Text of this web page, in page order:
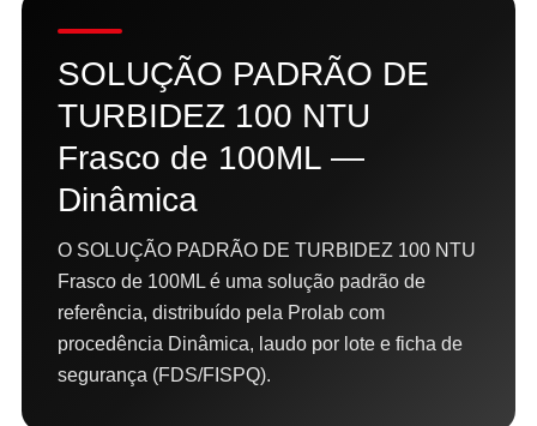
SOLUÇÃO PADRÃO DE
TURBIDEZ 100 NTU
Frasco de 100ML —
Dinâmica
O SOLUÇÃO PADRÃO DE TURBIDEZ 100 NTU
Frasco de 100ML é uma solução padrão de
referência, distribuído pela Prolab com
procedência Dinâmica, laudo por lote e ficha de
segurança (FDS/FISPQ).